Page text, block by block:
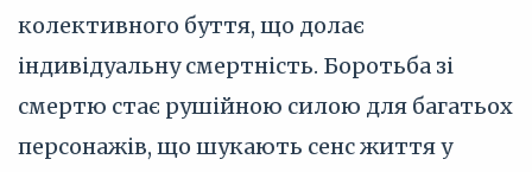
колективного буття, що долає
індивідуальну смертність. Боротьба зі
смертю стає рушійною силою для багатьох
персонажів, що шукають сенс життя у